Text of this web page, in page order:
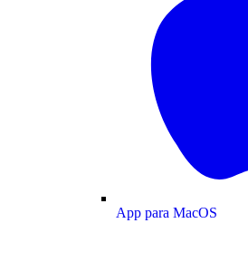
App para MacOS